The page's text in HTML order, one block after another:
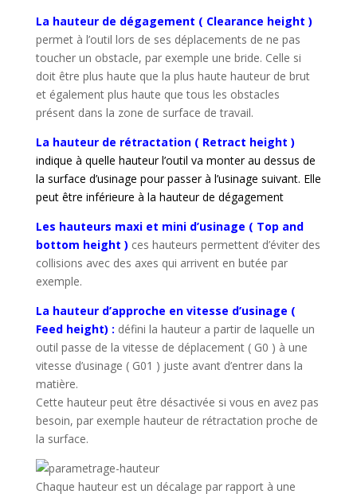
La hauteur de dégagement ( Clearance height )
permet à l’outil lors de ses déplacements de ne pas
toucher un obstacle, par exemple une bride. Celle si
doit être plus haute que la plus haute hauteur de brut
et également plus haute que tous les obstacles
présent dans la zone de surface de travail.
La hauteur de rétractation ( Retract height )
indique à quelle hauteur l’outil va monter au dessus de
la surface d’usinage pour passer à l’usinage suivant. Elle
peut être inférieure à la hauteur de dégagement
Les hauteurs maxi et mini d’usinage ( Top and
bottom height ) ces hauteurs permettent d’éviter des
collisions avec des axes qui arrivent en butée par
exemple.
La hauteur d’approche en vitesse d’usinage (
Feed height) : défini la hauteur a partir de laquelle un
outil passe de la vitesse de déplacement ( G0 ) à une
vitesse d’usinage ( G01 ) juste avant d’entrer dans la
matière.
Cette hauteur peut être désactivée si vous en avez pas
besoin, par exemple hauteur de rétractation proche de
la surface.
Chaque hauteur est un décalage par rapport à une